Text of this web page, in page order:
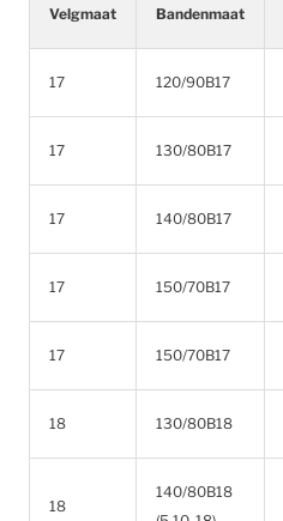
Velgmaat Bandenmaat
17 120/90B17
17 130/80B17
17 140/80B17
17 150/70B17
17 150/70B17
18 130/80B18
18
140/80B18